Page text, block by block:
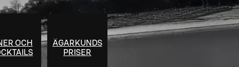
OCH
ÄGARKUNDS
PRISER